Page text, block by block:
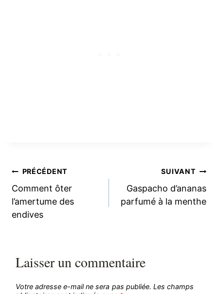
Navigation
de
l’article
PRÉCÉDENT
Comment ôter
l’amertume des
endives
SUIVANT
Gaspacho d’ananas
parfumé à la menthe
Laisser un commentaire
Votre adresse e-mail ne sera pas publiée. Les champs